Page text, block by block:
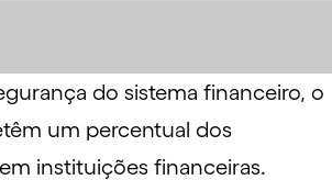
do sistema financeiro, o
um percentual dos
instituições financeiras.